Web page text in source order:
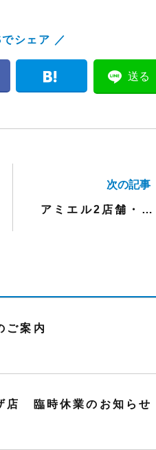
シェア ／
送る
次の記事
アミエル2店舗・きょうの習いごと 臨時休業のお知らせ 2023年1月25日(水)
ご案内
店 臨時休業のお知らせ